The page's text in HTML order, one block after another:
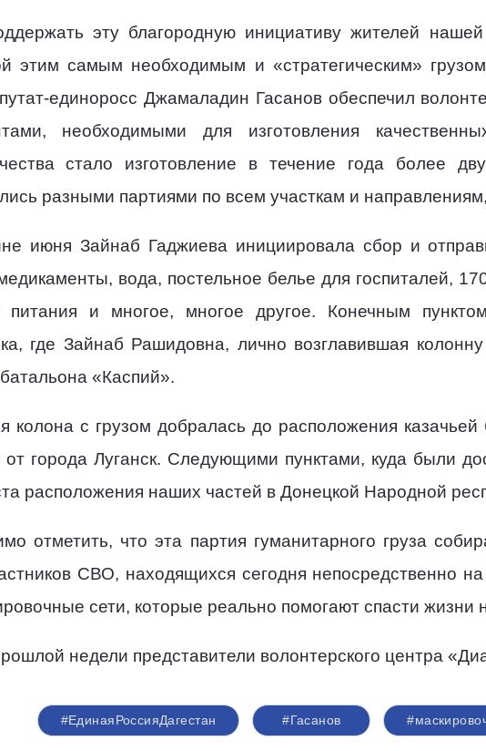
эту благородную инициативу жителей
этим самым необходимым и «стратегическим»
единоросс Джамаладин Гасанов обеспечил
необходимыми для изготовления
стало изготовление в течение года более
разными партиями по всем участкам и
июня Зайнаб Гаджиева инициировала сбор и
вода, постельное белье для госпиталей,
питания и многое, многое другое. Конечным
где Зайнаб Рашидовна, лично возглавившая
«Каспий».
колона с грузом добралась до расположения
от города Луганск. Следующими пунктами, куда были
расположения наших частей в Донецкой Народной
отметить, что эта партия гуманитарного груза
СВО, находящихся сегодня непосредственно
сети, которые реально помогают спасти жизни
недели представители волонтерского центра
#ЕдинаяРоссияДагестан #Гасанов